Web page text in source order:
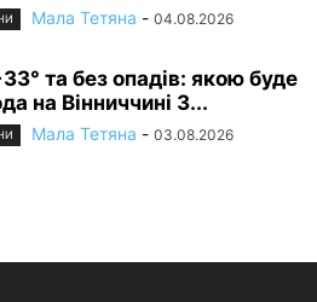
Мала Тетяна - 04.08.2026
та без опадів: якою буде
на Вінниччині 3...
Мала Тетяна - 03.08.2026